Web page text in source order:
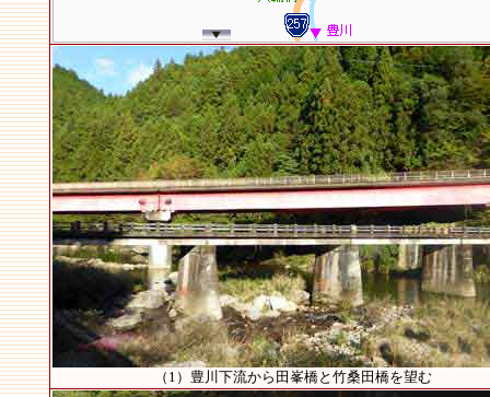
（1）豊川下流から田峯橋と竹桑田橋を望む